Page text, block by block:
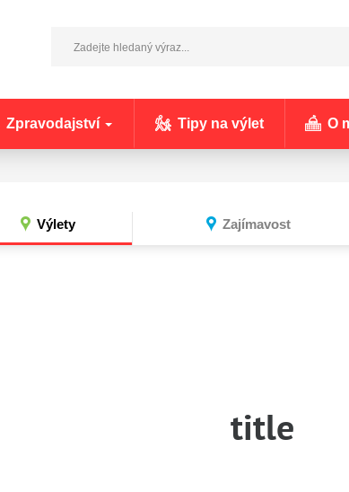
Zpravodajství Tipy na výlet O
Výlety Zajímavost